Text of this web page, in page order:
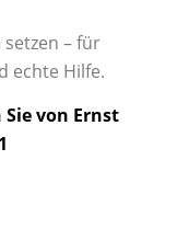
– für
echte Hilfe.
von Ernst